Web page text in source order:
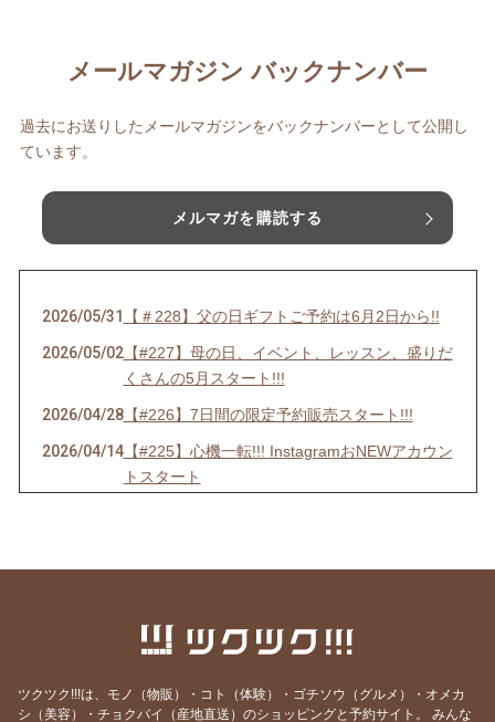
メールマガジン バックナンバー
過去にお送りしたメールマガジンをバックナンバーとして公開し
ています。
メルマガを購読する
2026/05/31 【＃228】父の日ギフトご予約は6月2日から!!
2026/05/02【#227】母の日、イベント、レッスン、盛りだ
くさんの5月スタート!!!
2026/04/28【#226】7日間の限定予約販売スタート!!!
2026/04/14【#225】心機一転!!! InstagramおNEWアカウン
トスタート
2026/03/05【#223】ホワイトデーおやつのご予約は【本日
2026年ホワイトデーおやつ、ご予約スタート!!
2026/02/04【#220】バレンタイン予約は2月5日(木)まで!!
ツクツク!!!は、モノ（物販）・コト（体験）・ゴチソウ（グルメ）・オメカ
シ（美容）・チョクバイ（産地直送）のショッピングと予約サイト。
みんな